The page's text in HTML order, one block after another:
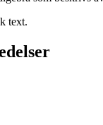
text.